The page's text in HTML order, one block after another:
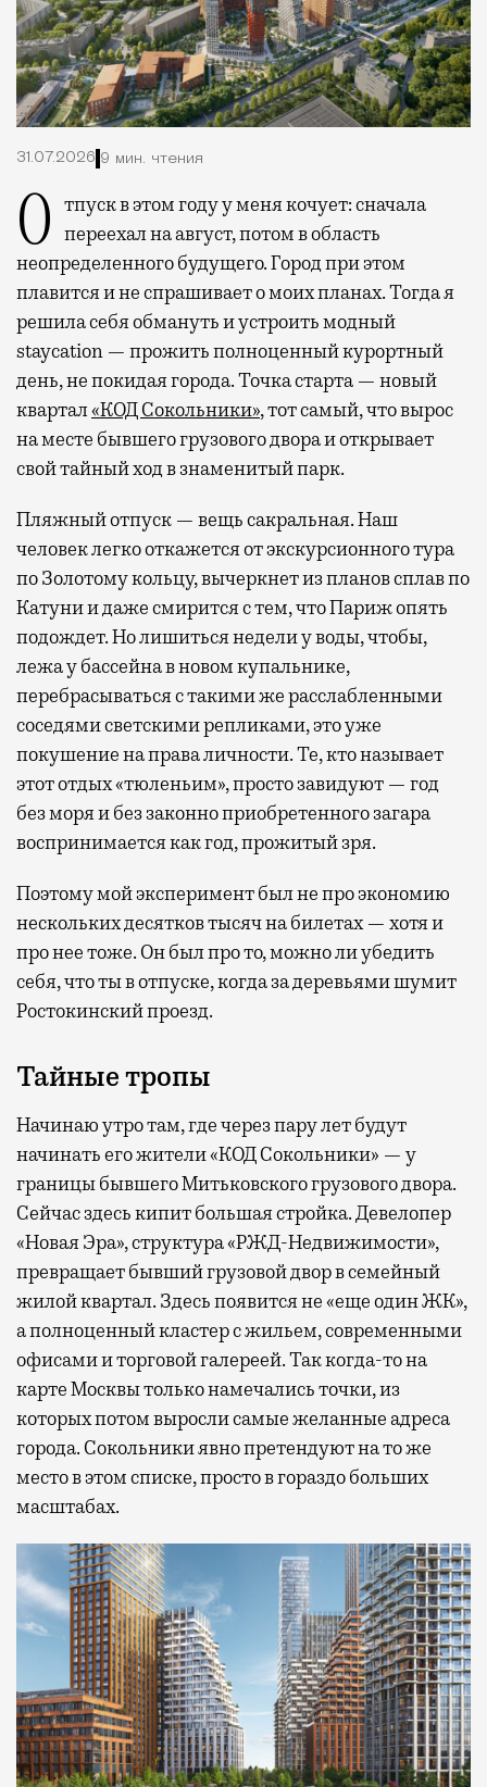
31.07.2026 9 мин. чтения
Отпуск в этом году у меня кочует: сначала переехал на август, потом в область
неопределенного будущего. Город при этом
плавится и не спрашивает о моих планах. Тогда я
решила себя обмануть и устроить модный
staycation — прожить полноценный курортный
день, не покидая города. Точка старта — новый
квартал«КОД Сокольники», тот самый, что вырос
на месте бывшего грузового двора и открывает
свой тайный ход в знаменитый парк.
Пляжный отпуск — вещь сакральная. Наш
человек легко откажется от экскурсионного тура
по Золотому кольцу, вычеркнет из планов сплав по
Катуни и даже смирится с тем, что Париж опять
подождет. Но лишиться недели у воды, чтобы,
лежа у бассейна в новом купальнике,
перебрасываться с такими же расслабленными
соседями светскими репликами, это уже
покушение на права личности. Те, кто называет
этот отдых «тюленьим», просто завидуют — год
без моря и без законно приобретенного загара
воспринимается как год, прожитый зря.
Поэтому мой эксперимент был не про экономию
нескольких десятков тысяч на билетах — хотя и
про нее тоже. Он был про то, можно ли убедить
себя, что ты в отпуске, когда за деревьями шумит
Ростокинский проезд.
Тайные тропы
Начинаю утро там, где через пару лет будут
начинать его жители «КОД Сокольники» — у
границы бывшего Митьковского грузового двора.
Сейчас здесь кипит большая стройка. Девелопер
«Новая Эра», структура «РЖД-Недвижимости»,
превращает бывший грузовой двор в семейный
жилой квартал. Здесь появится не «еще один ЖК»,
а полноценный кластер с жильем, современными
офисами и торговой галереей. Так когда-то на
карте Москвы только намечались точки, из
которых потом выросли самые желанные адреса
города. Сокольники явно претендуют на то же
место в этом списке, просто в гораздо больших
масштабах.